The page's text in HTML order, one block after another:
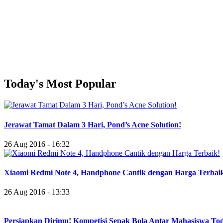
Today's Most Popular
Jerawat Tamat Dalam 3 Hari, Pond’s Acne Solution!
26 Aug 2016 - 16:32
Xiaomi Redmi Note 4, Handphone Cantik dengan Harga
26 Aug 2016 - 13:33
Persiapkan Dirimu! Kompetisi Sepak Bola Antar Mahasiswa